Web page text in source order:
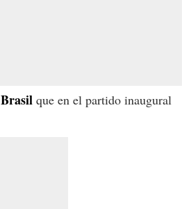
Brasil que en el partido inaugural